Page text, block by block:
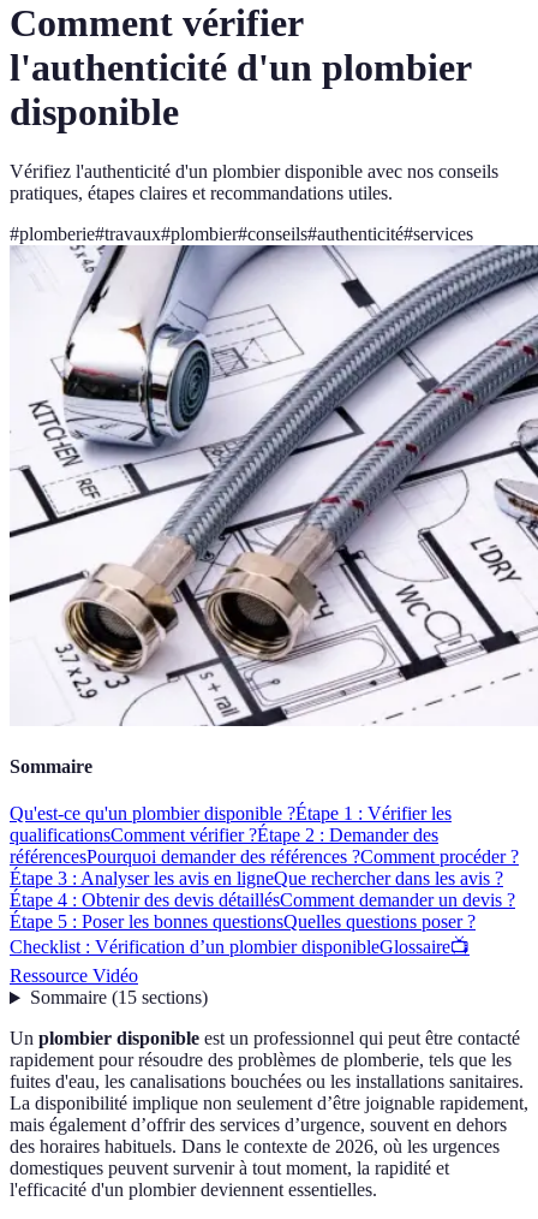
Comment vérifier
l'authenticité d'un plombier
disponible
Vérifiez l'authenticité d'un plombier disponible avec nos conseils
pratiques, étapes claires et recommandations utiles.
#plomberie#travaux#plombier#conseils#authenticité#services
Sommaire
Qu'est-ce qu'un plombier disponible ?Étape 1 : Vérifier les
qualificationsComment vérifier ?Étape 2 : Demander des
référencesPourquoi demander des références ?Comment procéder ?
Étape 3 : Analyser les avis en ligneQue rechercher dans les avis ?
Étape 4 : Obtenir des devis détaillésComment demander un devis ?
Étape 5 : Poser les bonnes questionsQuelles questions poser ?
Checklist : Vérification d’un plombier disponibleGlossaire📺
Ressource Vidéo
Sommaire(15 sections)
Un plombier disponible est un professionnel qui peut être contacté
rapidement pour résoudre des problèmes de plomberie, tels que les
fuites d'eau, les canalisations bouchées ou les installations sanitaires.
La disponibilité implique non seulement d’être joignable rapidement,
mais également d’offrir des services d’urgence, souvent en dehors
des horaires habituels. Dans le contexte de 2026, où les urgences
domestiques peuvent survenir à tout moment, la rapidité et
l'efficacité d'un plombier deviennent essentielles.